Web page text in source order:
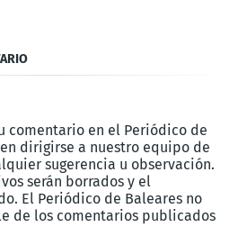
comentario en el Periódico de
dirigirse a nuestro equipo de
sugerencia u observación.
serán borrados y el
El Periódico de Baleares no
de los comentarios publicados